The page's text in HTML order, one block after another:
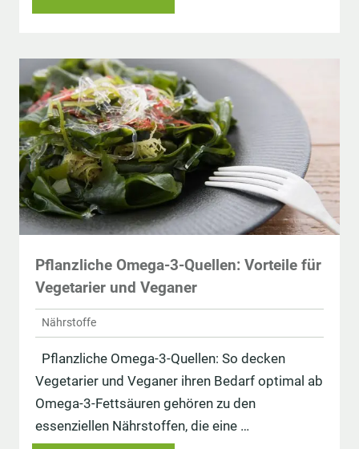
Pflanzliche Omega-3-Quellen: Vorteile für
Vegetarier und Veganer
Nährstoffe
Pflanzliche Omega-3-Quellen: So decken
Vegetarier und Veganer ihren Bedarf optimal ab
Omega-3-Fettsäuren gehören zu den
essenziellen Nährstoffen, die eine …